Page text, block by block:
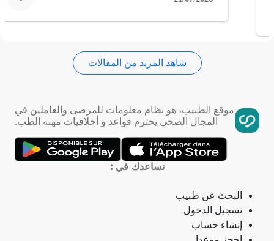
فقر الدم
ذبحة صدرية
ذبحة صدرية (مصطلح لاتيني)
فقدان الشهية
جمرة (أنثراكس)
شاهد المزيد من المقالات
موقع الطبيب، هو نظام معلومات للمرضى والعاملين في
المجال الصحي يحترم قواعد و أخلاقيات مهنة الطب.
نساعدك في :
البحث عن طبيب
تسجيل الدخول
إنشاء حساب